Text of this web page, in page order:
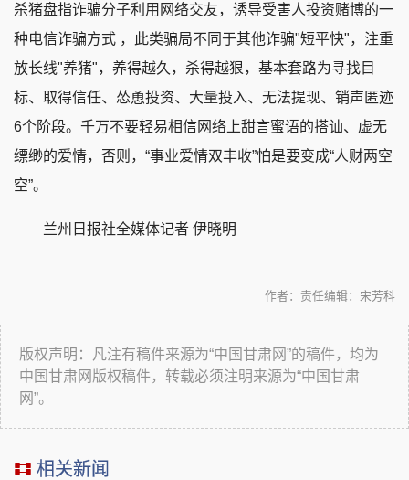
杀猪盘指诈骗分子利用网络交友，诱导受害人投资赌博的一
种电信诈骗方式 ，此类骗局不同于其他诈骗"短平快"，注重
放长线"养猪"，养得越久，杀得越狠，基本套路为寻找目
标、取得信任、怂恿投资、大量投入、无法提现、销声匿迹
6个阶段。千万不要轻易相信网络上甜言蜜语的搭讪、虚无
缥缈的爱情，否则，“事业爱情双丰收”怕是要变成“人财两空
空”。
兰州日报社全媒体记者 伊晓明
责任编辑：宋芳科
作者：
版权声明：凡注有稿件来源为“中国甘肃网”的稿件，均为
中国甘肃网版权稿件，转载必须注明来源为“中国甘肃
网”。
相关新闻